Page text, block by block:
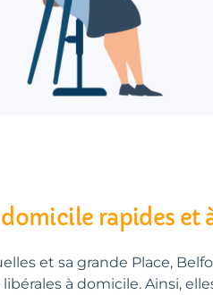
domicile rapides
et sa grande Place,
à domicile. Ainsi,